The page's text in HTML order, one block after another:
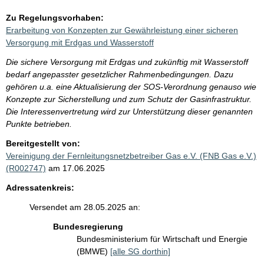
Zu Regelungsvorhaben:
Erarbeitung von Konzepten zur Gewährleistung einer sicheren
Versorgung mit Erdgas und Wasserstoff
Die sichere Versorgung mit Erdgas und zukünftig mit Wasserstoff
bedarf angepasster gesetzlicher Rahmenbedingungen. Dazu
gehören u.a. eine Aktualisierung der SOS-Verordnung genauso wie
Konzepte zur Sicherstellung und zum Schutz der Gasinfrastruktur.
Die Interessenvertretung wird zur Unterstützung dieser genannten
Punkte betrieben.
Bereitgestellt von:
Vereinigung der Fernleitungsnetzbetreiber Gas e.V. (FNB Gas e.V.)
(R002747) am 17.06.2025
Adressatenkreis:
Versendet am 28.05.2025 an:
Bundesregierung
Bundesministerium für Wirtschaft und Energie
(BMWE) [alle SG dorthin]